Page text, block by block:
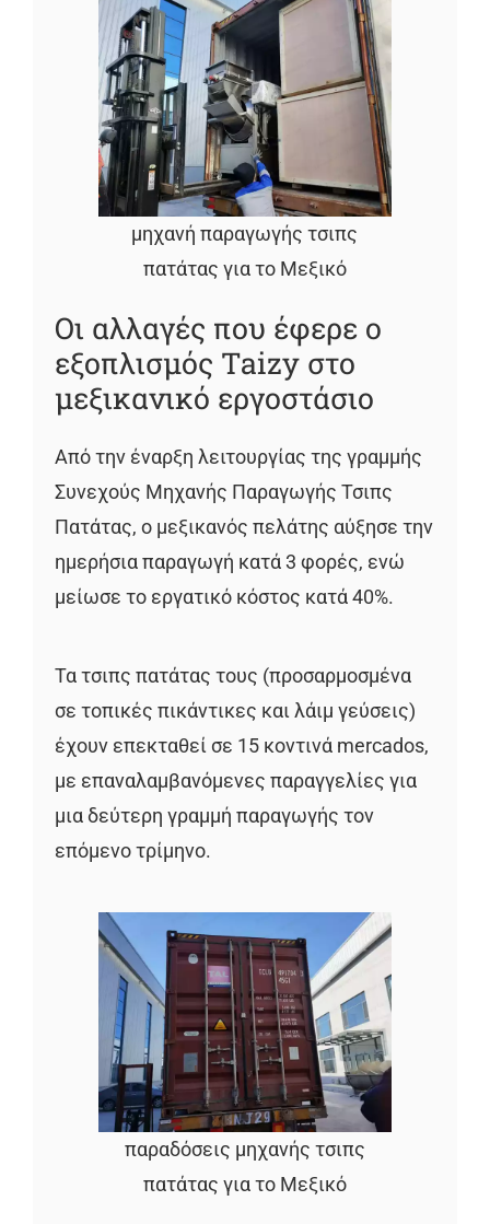
μηχανή παραγωγής τσιπς
πατάτας για το Μεξικό
Οι αλλαγές που έφερε ο
εξοπλισμός Taizy στο
μεξικανικό εργοστάσιο
Από την έναρξη λειτουργίας της γραμμής
Συνεχούς Μηχανής Παραγωγής Τσιπς
Πατάτας, ο μεξικανός πελάτης αύξησε την
ημερήσια παραγωγή κατά 3 φορές, ενώ
μείωσε το εργατικό κόστος κατά 40%.
Τα τσιπς πατάτας τους (προσαρμοσμένα
σε τοπικές πικάντικες και λάιμ γεύσεις)
έχουν επεκταθεί σε 15 κοντινά mercados,
με επαναλαμβανόμενες παραγγελίες για
μια δεύτερη γραμμή παραγωγής τον
επόμενο τρίμηνο.
παραδόσεις μηχανής τσιπς
πατάτας για το Μεξικό